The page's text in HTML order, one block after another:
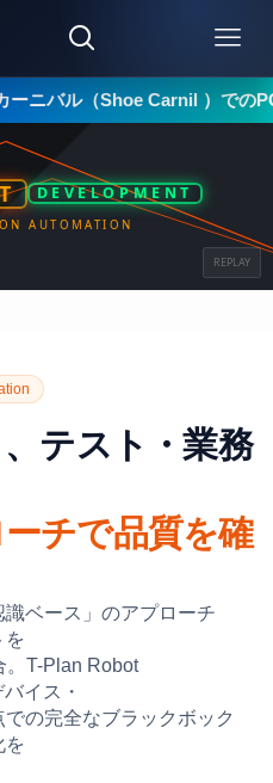
）でのPOSリグレッション
DEVELOPMENT
AUTOMATION
REPLAY
テスト・業務
チで品質を確
ベース」のアプローチ
を
。T-Plan Robot
イス・
の完全なブラックボック
を